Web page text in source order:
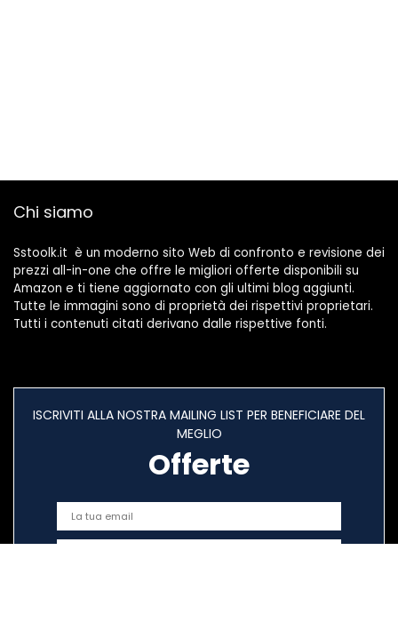
Chi siamo
Sstoolk.it è un moderno sito Web di confronto e revisione dei
prezzi all-in-one che offre le migliori offerte disponibili su
Amazon e ti tiene aggiornato con gli ultimi blog aggiunti.
Tutte le immagini sono di proprietà dei rispettivi proprietari.
Tutti i contenuti citati derivano dalle rispettive fonti.
ISCRIVITI ALLA NOSTRA MAILING LIST PER BENEFICIARE DEL
MEGLIO
Offerte